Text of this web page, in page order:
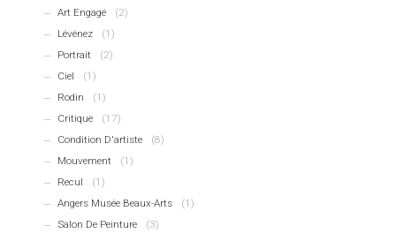
Art Engagé
(2)
Lévénez
(1)
Portrait
(2)
Ciel
(1)
Rodin
(1)
Critique
(17)
Condition D'artiste
(8)
Mouvement
(1)
Recul
(1)
Angers Musée Beaux-Arts
(1)
Salon De Peinture
(3)